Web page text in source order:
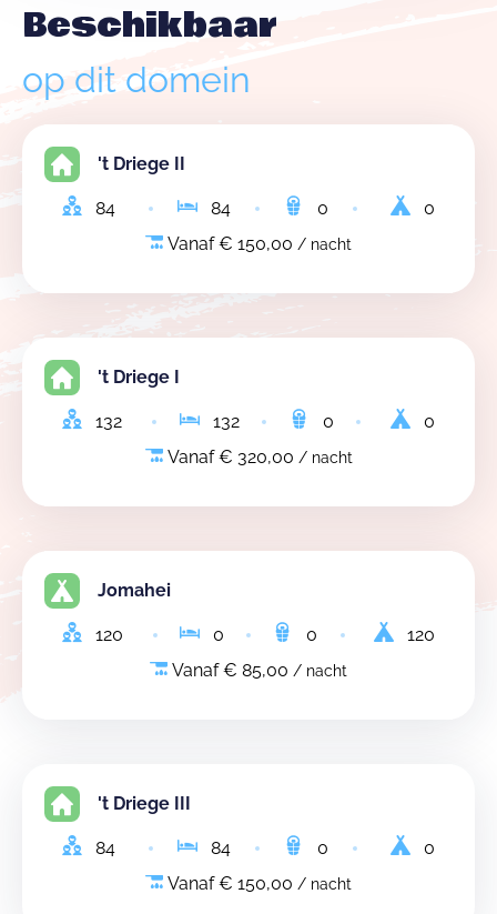
Beschikbaar
op dit domein
't Driege II
84 84 0
0
Vanaf € 150,00 / nacht
't Driege I
132 132 0
0
Vanaf € 320,00 / nacht
Jomahei
120 0 0
120
Vanaf € 85,00 / nacht
't Driege III
84 84 0
0
Vanaf € 150,00 / nacht